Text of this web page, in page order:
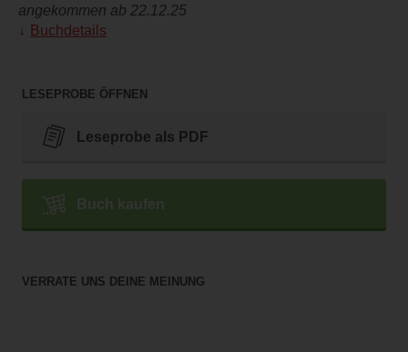
angekommen ab 22.12.25
Buchdetails
LESEPROBE ÖFFNEN
Leseprobe als PDF
Buch kaufen
VERRATE UNS DEINE MEINUNG